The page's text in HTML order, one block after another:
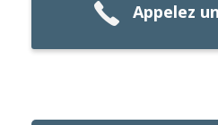
Appelez